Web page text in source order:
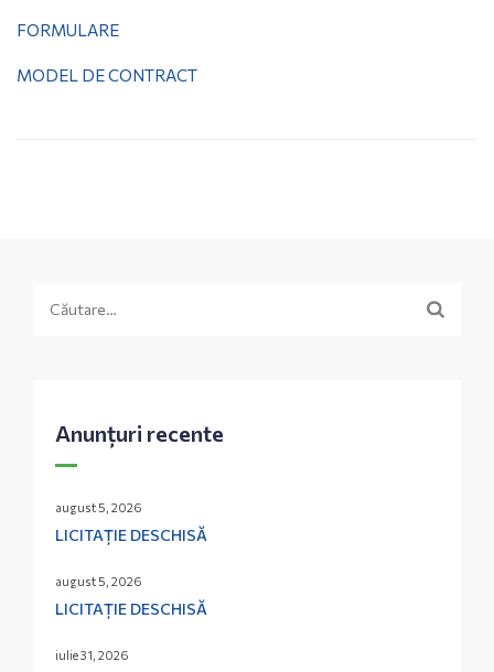
FORMULARE
MODEL DE CONTRACT
Anunțuri recente
august 5, 2026
LICITAȚIE DESCHISĂ
august 5, 2026
LICITAȚIE DESCHISĂ
iulie 31, 2026